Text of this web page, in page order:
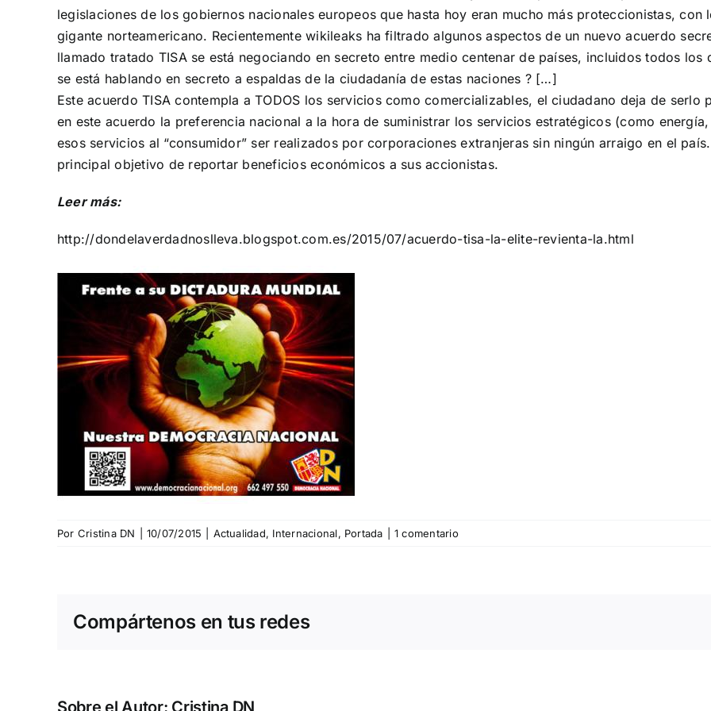
legislaciones de los gobiernos nacionales europeos que hasta hoy eran mucho más proteccionistas,
gigante norteamericano. Recientemente wikileaks ha filtrado algunos aspectos de un nuevo acuerdo
llamado tratado TISA se está negociando en secreto entre medio centenar de países, incluidos todos
se está hablando en secreto a espaldas de la ciudadanía de estas naciones ? […]
Este acuerdo TISA contempla a TODOS los servicios como comercializables, el ciudadano deja de serlo
en este acuerdo la preferencia nacional a la hora de suministrar los servicios estratégicos (como
esos servicios al “consumidor” ser realizados por corporaciones extranjeras sin ningún arraigo en el
principal objetivo de reportar beneficios económicos a sus accionistas.
Leer más:
http://dondelaverdadnoslleva.blogspot.com.es/2015/07/acuerdo-tisa-la-elite-revienta-la.html
Por Cristina DN 10/07/2015 Actualidad, Internacional, Portada 1 comentario
Compártenos en tus redes